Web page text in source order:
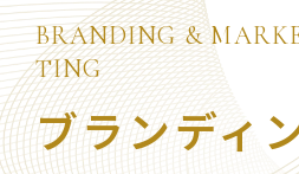
事業紹介
グループの取り組み
BRANDING & MARK
TING
ブランディ